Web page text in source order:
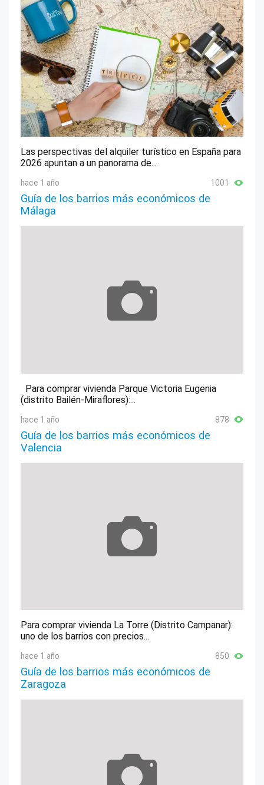
Las perspectivas del alquiler turístico en España para
2026 apuntan a un panorama de...
hace 1 año 1001
Guía de los barrios más económicos de
Málaga
Para comprar vivienda Parque Victoria Eugenia
(distrito Bailén-Miraflores):...
hace 1 año 878
Guía de los barrios más económicos de
Valencia
Para comprar vivienda La Torre (Distrito Campanar):
uno de los barrios con precios...
hace 1 año 850
Guía de los barrios más económicos de
Zaragoza